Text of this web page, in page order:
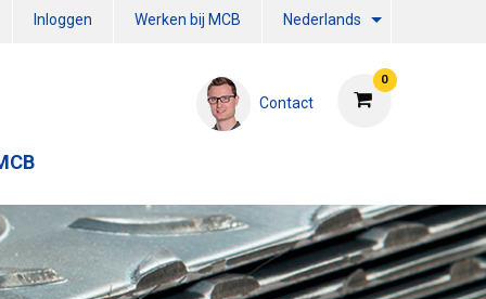
Inloggen Werken bij MCB Nederlands
0
Contact